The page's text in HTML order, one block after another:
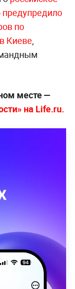
по
Киеве,
месте —
на Life.ru.